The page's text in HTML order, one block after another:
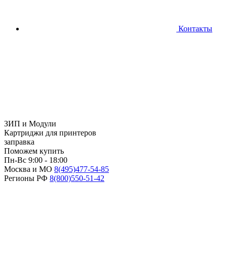
Контакты
ЗИП и Модули
Картриджи для принтеров
заправка
Поможем купить
Пн-Вс 9:00 - 18:00
Москва и МО 8(495)477-54-85
Регионы РФ 8(800)550-51-42